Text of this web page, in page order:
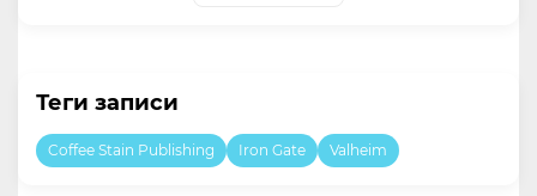
Теги записи
Coffee Stain Publishing Iron Gate Valheim